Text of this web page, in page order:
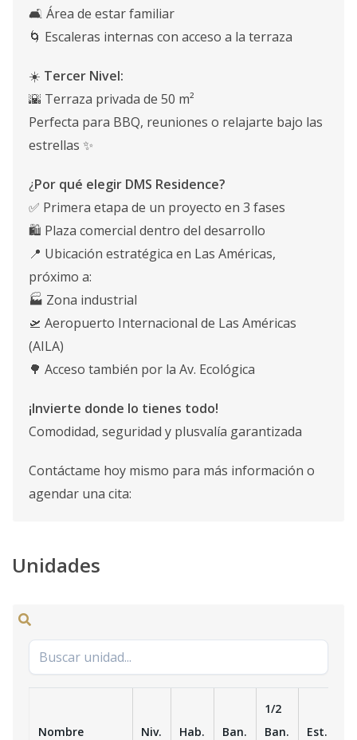
🛋️ Área de estar familiar
🌀 Escaleras internas con acceso a la terraza
☀️ Tercer Nivel:
🌇 Terraza privada de 50 m²
Perfecta para BBQ, reuniones o relajarte bajo las
estrellas ✨
¿Por qué elegir DMS Residence?
✅ Primera etapa de un proyecto en 3 fases
🛍️ Plaza comercial dentro del desarrollo
📍 Ubicación estratégica en Las Américas,
próximo a:
🏭 Zona industrial
🛫 Aeropuerto Internacional de Las Américas
(AILA)
🌳 Acceso también por la Av. Ecológica
¡Invierte donde lo tienes todo!
Comodidad, seguridad y plusvalía garantizada
Contáctame hoy mismo para más información o
agendar una cita:
Unidades
Nombre Niv. Hab. Ban.
1/2
Ban.
Est.